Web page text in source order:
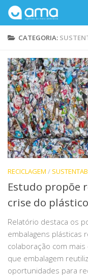
Skip to content
CATEGORIA:
RECICLAGEM /
Estudo propõe
crise do plástico
Relatório destaca os
embalagens plásticas
colaboração com
que embalagem
oportunidades para